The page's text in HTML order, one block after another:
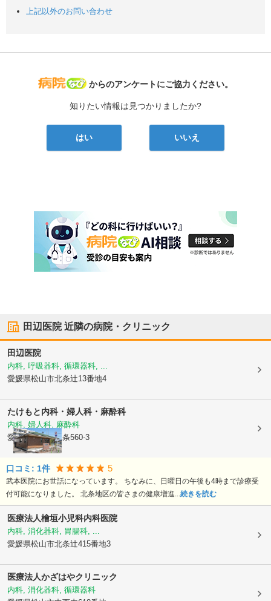
上記以外のお問い合わせ
病院なび
からのアンケートにご協力ください。
知りたい情報は見つかりましたか?
はい いいえ
田辺医院近隣の病院・クリニック
田辺医院
内科, 呼吸器科, 循環器科, ...
愛媛県松山市北条辻13番地4
たけもと内科・婦人科・麻酔科
内科, 婦人科, 麻酔科
愛媛県松山市北条560-3
口コミ: 1件 5
武本医院にお世話になっています。 ちなみに、日曜日の午後も4時まで診療受
付可能になりました。 北条地区の皆さまの健康増進...続きを読む
医療法人檜垣小児科内科医院
内科, 消化器科, 胃腸科, ...
愛媛県松山市北条辻415番地3
医療法人かざはやクリニック
内科, 消化器科, 循環器科